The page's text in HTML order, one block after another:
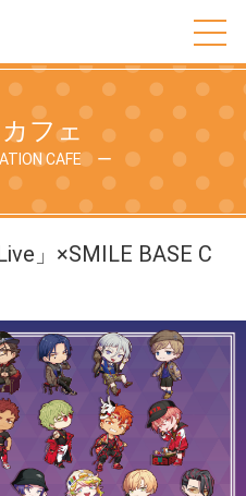
フェ
CAFE ー
」×SMILE BASE C